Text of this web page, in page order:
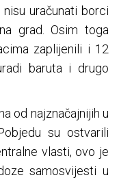
uračunati borci
grad. Osim toga
zaplijenili i 12
baruta i drugo
od najznačajnijih u
su ostvarili
vlasti, ovo je
samosvijesti u